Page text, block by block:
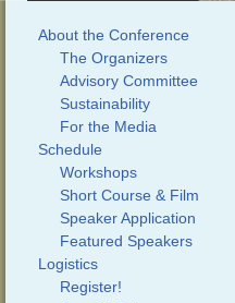
About the Conference
The Organizers
Advisory Committee
Sustainability
For the Media
Schedule
Workshops
Short Course & Film
Speaker Application
Featured Speakers
Logistics
Register!